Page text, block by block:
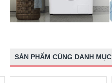
SẢN PHẨM CÙNG DANH MỤC